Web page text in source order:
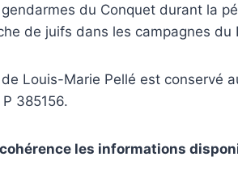
du Conquet durant la
de juifs dans les campagnes du
Louis-Marie Pellé est conservé
385156.
les informations